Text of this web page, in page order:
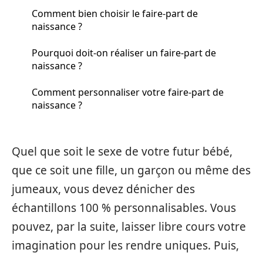
Comment bien choisir le faire-part de
naissance ?
Pourquoi doit-on réaliser un faire-part de
naissance ?
Comment personnaliser votre faire-part de
naissance ?
Quel que soit le sexe de votre futur bébé,
que ce soit une fille, un garçon ou même des
jumeaux, vous devez dénicher des
échantillons 100 % personnalisables. Vous
pouvez, par la suite, laisser libre cours votre
imagination pour les rendre uniques. Puis,